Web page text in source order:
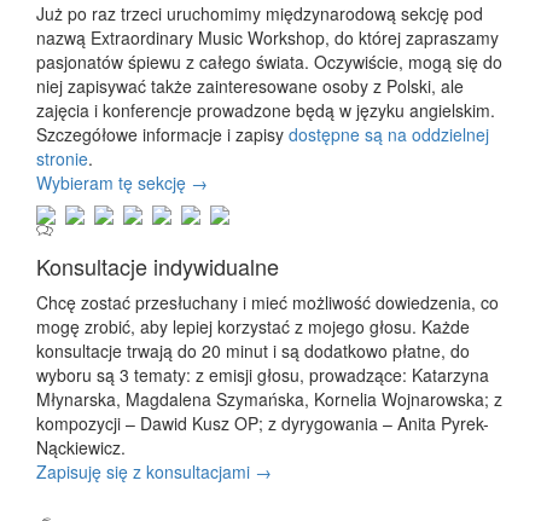
Już po raz trzeci uruchomimy międzynarodową sekcję pod
nazwą Extraordinary Music Workshop, do której zapraszamy
pasjonatów śpiewu z całego świata. Oczywiście, mogą się do
niej zapisywać także zainteresowane osoby z Polski, ale
zajęcia i konferencje prowadzone będą w języku angielskim.
Szczegółowe informacje i zapisy dostępne są na oddzielnej
stronie.
Wybieram tę sekcję →
Konsultacje indywidualne
Chcę zostać przesłuchany i mieć możliwość dowiedzenia, co
mogę zrobić, aby lepiej korzystać z mojego głosu. Każde
konsultacje trwają do 20 minut i są dodatkowo płatne, do
wyboru są 3 tematy: z emisji głosu, prowadzące: Katarzyna
Młynarska, Magdalena Szymańska, Kornelia Wojnarowska; z
kompozycji – Dawid Kusz OP; z dyrygowania – Anita Pyrek-
Nąckiewicz.
Zapisuję się z konsultacjami →